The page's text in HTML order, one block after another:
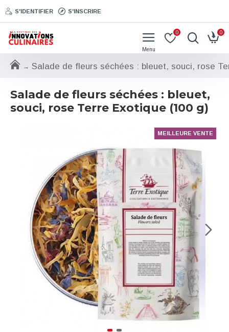
S'IDENTIFIER S'INSCRIRE
0 0
Salade de fleurs séchées : bleuet, souci, rose
Salade de fleurs séchées : bleuet,
souci, rose Terre Exotique (100 g)
MEILLEURE VENTE